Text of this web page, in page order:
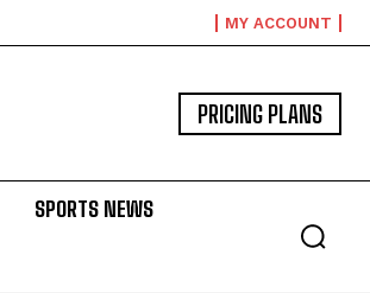
MY ACCOUNT
PRICING PLANS
SPORTS NEWS